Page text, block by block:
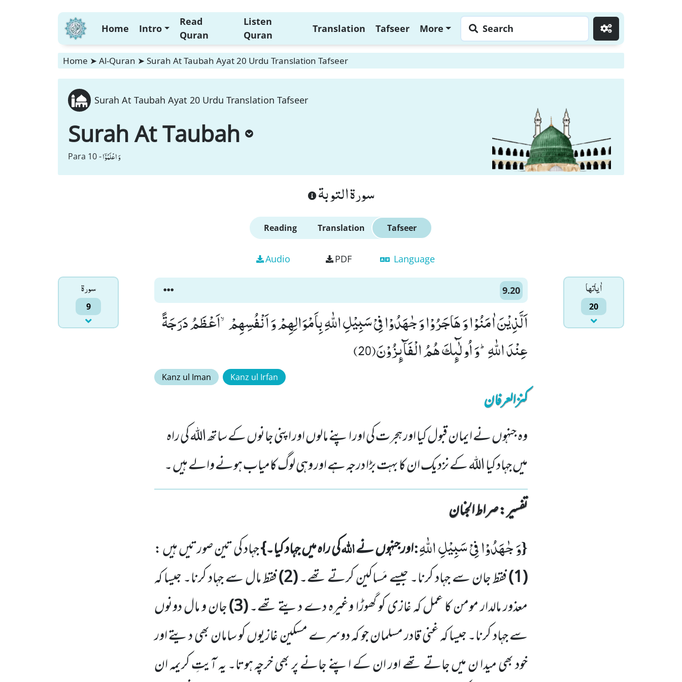
Home Intro
Read
Quran
Listen
Quran
Translation Tafseer More Search
Home ➤ Al-Quran ➤ Surah At Taubah Ayat 20 Urdu Translation Tafseer
Surah At Taubah Ayat 20 Urdu Translation Tafseer
Surah At Taubah
Para 10 -وَ اعْلَمُوْۤا
سورة التوبة
Reading Translation Tafseer
Audio PDF Language
سورۃ
9
اٰياتها
20
9.20
اَلَّذِیْنَ اٰمَنُوْا وَ هَاجَرُوْا وَ جٰهَدُوْا فِیْ سَبِیْلِ اللّٰهِ بِاَمْوَالِهِمْ وَ اَنْفُسِهِمْۙ-اَعْظَمُ دَرَجَةً
عِنْدَ اللّٰهِؕ-وَ اُولٰٓىٕكَ هُمُ الْفَآىٕزُوْنَ(20)
Kanz ul Iman Kanz ul Irfan
کنزالعرفان
وہ جنہوں نے ایمان قبول کیا اور ہجرت کی اور اپنے مالوں اور اپنی جانوں کے ساتھ اللہ کی راہ
میں جہاد کیا اللہ کے نزدیک ان کا بہت بڑا درجہ ہے اور وہی لوگ کامیاب ہونے والے ہیں ۔
تفسیر : ‎صراط الجنان
{وَ جٰهَدُوْا فِیْ سَبِیْلِ اللّٰهِ:اورجنہوں نےاللہکی راہ میں جہاد کیا۔}جہاد کی تین صورتیں ہیں :
(
1
)فقط جان سے جہاد کرنا۔ جیسے مَساکین کرتے تھے۔(
2
)فقط مال سے جہاد کرنا۔ جیسا کہ
معذور مالدار مومن کا عمل کہ غازی کو گھوڑا وغیرہ دےدیتے تھے۔(
3
)جان و مال دونوں
سے جہاد کرنا۔ جیسا کہ غنی قادر مسلمان جو کہ دوسرے مسکین غازیوں کو سامان بھی دیتےاور
خود بھی میدا ن میں جاتے تھے اور ان کے اپنے جانے پر بھی خرچہ ہوتا۔ یہ آیتِ کریمہ ان